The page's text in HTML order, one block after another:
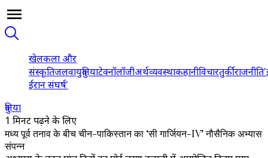
खेलकला और
संस्कृतिजलवायुदुनियाटेक्नॉलॉजीअर्थव्यवस्थाकहानीविचारतुर्कीराजनीति
ईरान संघर्ष'
दुनिया
1 मिनट पढ़ने के लिए
मध्य पूर्व तनाव के बीच चीन-पाकिस्तान का ‘सी गार्जियन-IV’ नौसैनिक अभ्यास
संपन्न